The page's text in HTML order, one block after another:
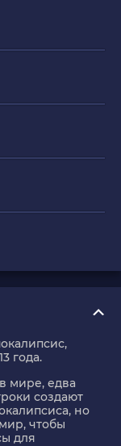
года.
мире, едва
создают
но
чтобы
для